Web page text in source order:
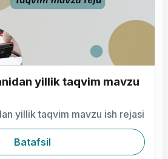
yillik taqvim mavzu
yillik taqvim mavzu ish rejasi
Batafsil